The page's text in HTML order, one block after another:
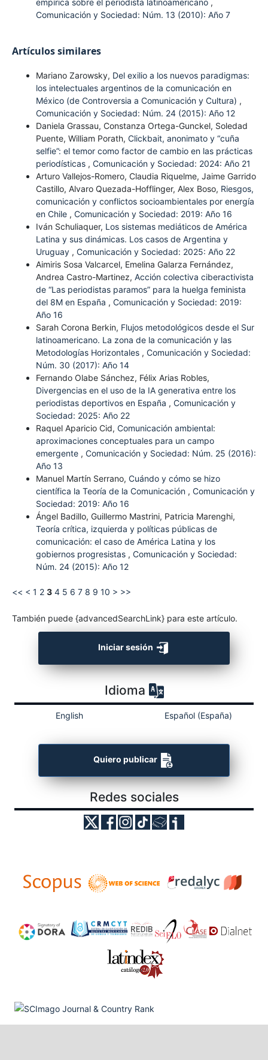
Comunicación y Sociedad: Núm. 13 (2010): Año 7
Artículos similares
Mariano Zarowsky, Del exilio a los nuevos paradigmas:
los intelectuales argentinos de la comunicación en
México (de Controversia a Comunicación y Cultura) ,
Comunicación y Sociedad: Núm. 24 (2015): Año 12
Daniela Grassau, Constanza Ortega-Gunckel, Soledad
Puente, William Porath, Clickbait, anonimato y “cuña
selfie”: el temor como factor de cambio en las prácticas
periodísticas , Comunicación y Sociedad: 2024: Año 21
Arturo Vallejos-Romero, Claudia Riquelme, Jaime Garrido
Castillo, Alvaro Quezada-Hofflinger, Alex Boso, Riesgos,
comunicación y conflictos socioambientales por energía
en Chile , Comunicación y Sociedad: 2019: Año 16
Iván Schuliaquer, Los sistemas mediáticos de América
Latina y sus dinámicas. Los casos de Argentina y
Uruguay , Comunicación y Sociedad: 2025: Año 22
Aimiris Sosa Valcarcel, Emelina Galarza Fernández,
Andrea Castro-Martinez, Acción colectiva ciberactivista
de “Las periodistas paramos” para la huelga feminista
del 8M en España , Comunicación y Sociedad: 2019:
Año 16
Sarah Corona Berkin, Flujos metodológicos desde el Sur
latinoamericano. La zona de la comunicación y las
Metodologías Horizontales , Comunicación y Sociedad:
Núm. 30 (2017): Año 14
Fernando Olabe Sánchez, Félix Arias Robles,
Divergencias en el uso de la IA generativa entre los
periodistas deportivos en España , Comunicación y
Sociedad: 2025: Año 22
Raquel Aparicio Cid, Comunicación ambiental:
aproximaciones conceptuales para un campo
emergente , Comunicación y Sociedad: Núm. 25 (2016):
Año 13
Manuel Martín Serrano, Cuándo y cómo se hizo
científica la Teoría de la Comunicación , Comunicación y
Sociedad: 2019: Año 16
Ángel Badillo, Guillermo Mastrini, Patricia Marenghi,
Teoría crítica, izquierda y políticas públicas de
comunicación: el caso de América Latina y los
gobiernos progresistas , Comunicación y Sociedad:
Núm. 24 (2015): Año 12
<< < 1 2 3 4 5 6 7 8 9 10 > >>
También puede {advancedSearchLink} para este artículo.
Iniciar sesión
Idioma
English Español (España)
Quiero publicar
Redes sociales